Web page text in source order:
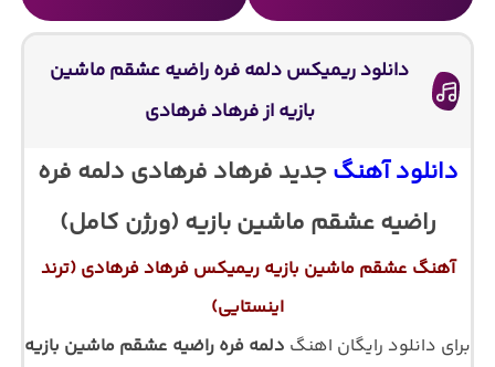
دانلود ریمیکس دلمه فره راضیه عشقم ماشین
بازیه از فرهاد فرهادی
دانلود آهنگجدید فرهاد فرهادی دلمه فره
راضیه عشقم ماشین بازیه (ورژن کامل)
آهنگ عشقم ماشین بازیه ریمیکس فرهاد فرهادی (ترند
اینستایی)
برای دانلود رایگان اهنگ دلمه فره راضیه عشقم ماشین بازیه